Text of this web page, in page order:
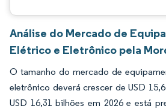
Análise do Mercado de
Elétrico e Eletrônico pela
O tamanho do mercado de
eletrônico deverá crescer de USD
USD 16,31 bilhões em 2026 e está